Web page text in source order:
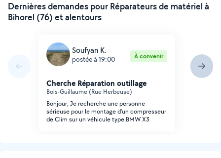
Dernières demandes pour Réparateurs de matériel à
Bihorel (76) et alentours
Soufyan K.
postée à 19:00 À convenir
Cherche Réparation outillage
Bois-Guillaume (Rue Herbeuse)
Bonjour, Je recherche une personne
sérieuse pour le montage d'un compresseur
de Clim sur un véhicule type BMW X3